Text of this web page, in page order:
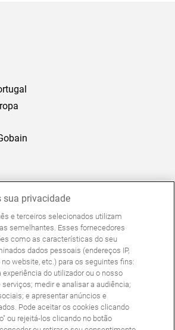
de frotas
de Privacidade
Todos os direitos reservados | 2025
sua privacidade
e terceiros selecionados utilizam
semelhantes. Esses fornecedores
como as características do seu
dados pessoais (endereços IP,
website, etc.) para os seguintes fins:
experiência do utilizador ou o nosso
serviços; medir e analisar a audiência;
e apresentar anúncios e
Pode aceitar os cookies clicando
ou rejeitá-los clicando no botão